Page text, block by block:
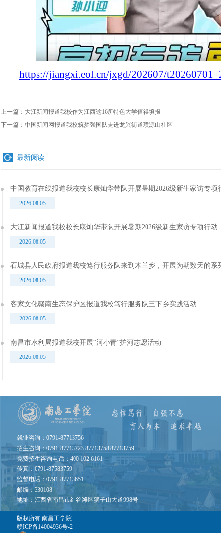
https://jiangxi.eol.cn/jxgd/202607/
上一篇： 大江新闻报道我校作为江西这16所特色大学值得填报
下一篇： 中国新闻网报道我校筑梦强国队走进龙兴街道璜源山社区
最新阅读
中国教育在线报道我校校长康灿华带队开展暑期2026级新生家访专项
2026.08.05
大江新闻报道我校校长康灿华带队开展暑期2026级新生家访专项行动
2026.08.05
石城县人民政府报道我校笃行服务队来到木兰乡，开展为期数天的系
2026.08.05
客家文化赣南生态保护区报道我校笃行服务队三下乡实践活动
2026.08.05
南昌市水利局报道我校开展“河小青”护河志愿活动
2026.08.05
就业咨询：0791-87713756
招生咨询：0791-87713723 87713758 87713759
免费招生咨询电话：400 102 6161
传真：0791-87583759
监督电话：0791-87713651
邮编：330108
地址：江西省南昌市红谷滩区狮子山大道998号
版权所有 南昌工学院
赣ICP备14004936号-2